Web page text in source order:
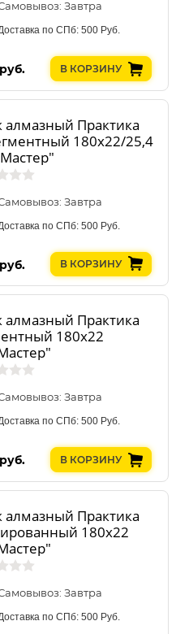
Завтра
по СПб: 500 Руб.
руб. В КОРЗИНУ
алмазный Практика
180х22/25,4
Завтра
по СПб: 500 Руб.
руб. В КОРЗИНУ
алмазный Практика
180х22
Завтра
по СПб: 500 Руб.
руб. В КОРЗИНУ
алмазный Практика
180х22
Завтра
по СПб: 500 Руб.